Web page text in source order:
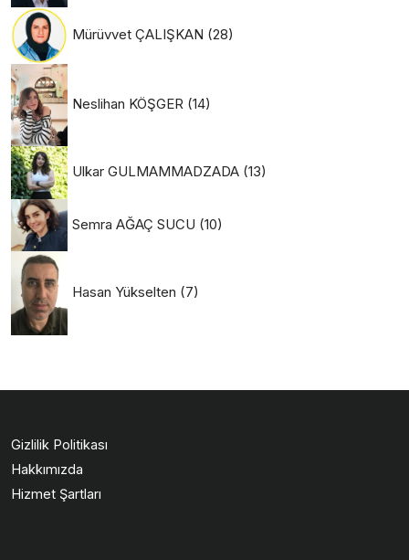
Mürüvvet ÇALIŞKAN (28)
Neslihan KÖŞGER (14)
Ulkar GULMAMMADZADA (13)
Semra AĞAÇ SUCU (10)
Hasan Yükselten (7)
Gizlilik Politikası
Hakkımızda
Hizmet Şartları